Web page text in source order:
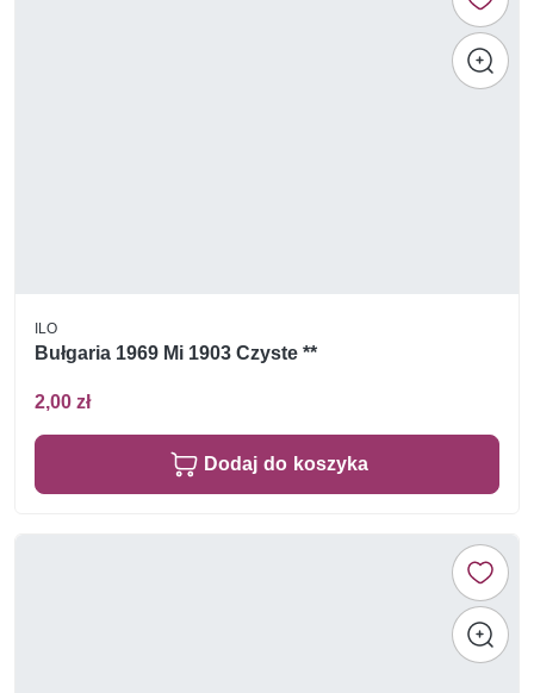
ILO
Bułgaria 1969 Mi 1903 Czyste **
2,00 zł
Dodaj do koszyka